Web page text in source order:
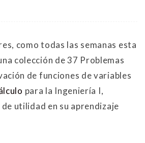
como todas las semanas esta
colección de 37 Problemas
de funciones de variables
para la Ingeniería I,
utilidad en su aprendizaje